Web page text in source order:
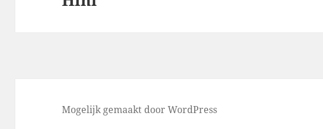
Mogelijk gemaakt door WordPress